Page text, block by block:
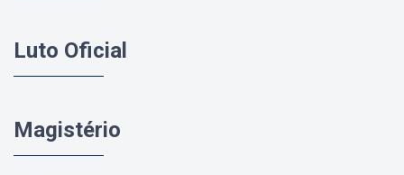
Luto Oficial
Magistério